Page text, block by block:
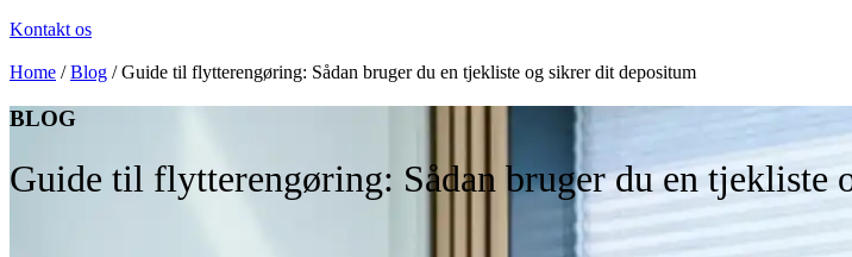
Kontakt os
Home / Blog / Guide til flytterengøring: Sådan bruger du en tjekliste og sikrer dit depositum
BLOG
Guide til flytterengøring: Sådan bruger du en tjekliste